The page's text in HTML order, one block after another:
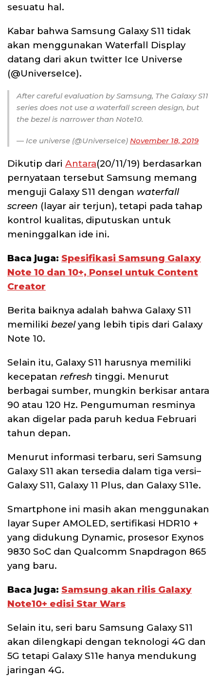
sesuatu hal.
Kabar bahwa Samsung Galaxy S11 tidak
akan menggunakan Waterfall Display
datang dari akun twitter Ice Universe
(@UniverseIce).
After careful evaluation by Samsung, The Galaxy S11
series does not use a waterfall screen design, but
the bezel is narrower than Note10.
— Ice universe (@UniverseIce) November 18, 2019
Dikutip dari Antara(20/11/19) berdasarkan
pernyataan tersebut Samsung memang
menguji Galaxy S11 dengan waterfall
screen (layar air terjun), tetapi pada tahap
kontrol kualitas, diputuskan untuk
meninggalkan ide ini.
Baca juga: Spesifikasi Samsung Galaxy
Note 10 dan 10+, Ponsel untuk Content
Creator
Berita baiknya adalah bahwa Galaxy S11
memiliki bezelyang lebih tipis dari Galaxy
Note 10.
Selain itu, Galaxy S11 harusnya memiliki
kecepatan refresh tinggi. Menurut
berbagai sumber, mungkin berkisar antara
90 atau 120 Hz. Pengumuman resminya
akan digelar pada paruh kedua Februari
tahun depan.
Menurut informasi terbaru, seri Samsung
Galaxy S11 akan tersedia dalam tiga versi–
Galaxy S11, Galaxy 11 Plus, dan Galaxy S11e.
Smartphone ini masih akan menggunakan
layar Super AMOLED, sertifikasi HDR10 +
yang didukung Dynamic, prosesor Exynos
9830 SoC dan Qualcomm Snapdragon 865
yang baru.
Baca juga: Samsung akan rilis Galaxy
Note10+ edisi Star Wars
Selain itu, seri baru Samsung Galaxy S11
akan dilengkapi dengan teknologi 4G dan
5G tetapi Galaxy S11e hanya mendukung
jaringan 4G.